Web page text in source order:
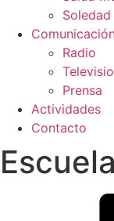
Radio
Prensa
Actividades
Contacto